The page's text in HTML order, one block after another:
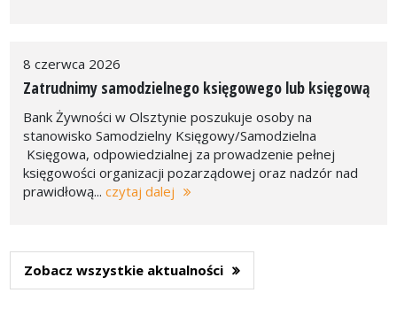
8 czerwca 2026
Zatrudnimy samodzielnego księgowego lub księgową
Bank Żywności w Olsztynie poszukuje osoby na
stanowisko Samodzielny Księgowy/Samodzielna
Księgowa, odpowiedzialnej za prowadzenie pełnej
księgowości organizacji pozarządowej oraz nadzór nad
prawidłową...czytaj dalej
Zobacz wszystkie aktualności